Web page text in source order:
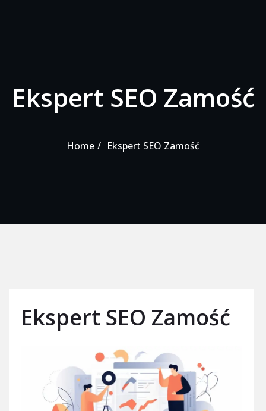
Ekspert SEO Zamość
Home Ekspert SEO Zamość
Ekspert SEO Zamość